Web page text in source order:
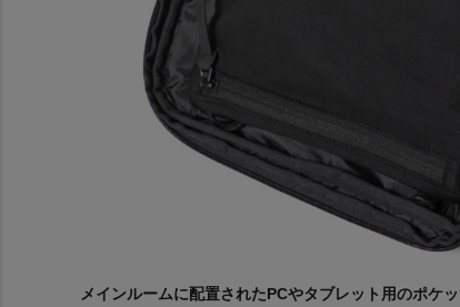
メインルームに配置されたPCやタブレット用のポケ